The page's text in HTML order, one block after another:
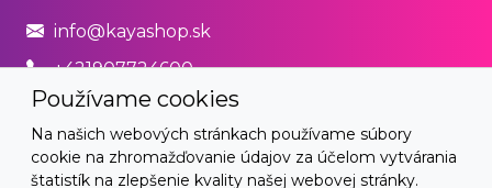
Používame cookies
Na našich webových stránkach používame súbory
cookie na zhromažďovanie údajov za účelom vytvárania
štatistík na zlepšenie kvality našej webovej stránky.
info@kayashop.sk
+421907724600
Právne
Obchodné podmienky